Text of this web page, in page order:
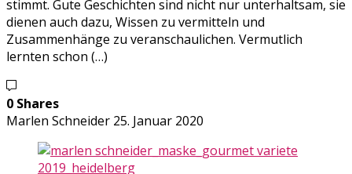
stimmt. Gute Geschichten sind nicht nur unterhaltsam, sie
dienen auch dazu, Wissen zu vermitteln und
Zusammenhänge zu veranschaulichen. Vermutlich
lernten schon (…)
0 Shares
Marlen Schneider 25. Januar 2020